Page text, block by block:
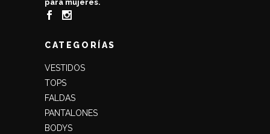
para mujeres.
CATEGORÍAS
VESTIDOS
TOPS
FALDAS
PANTALONES
BODYS